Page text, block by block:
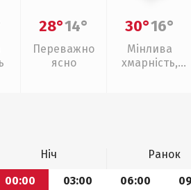
28°14°
Переважно
ясно
30°16°
Мінлива
хмарність,
Ніч Ранок
00:00
03:00 06:00